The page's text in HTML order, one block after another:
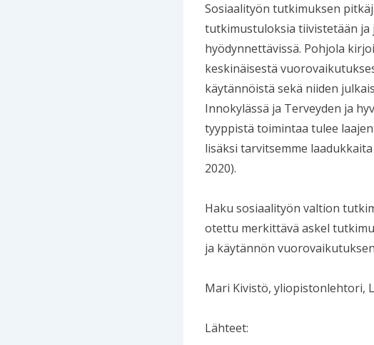
Sosiaalityön tutkimuksen
tutkimustuloksia tiivistetään ja
hyödynnettävissä. Pohjola
keskinäisestä
käytännöistä sekä niiden
Innokylässä ja Terveyden ja
tyyppistä toimintaa tulee
lisäksi tarvitsemme
2020).
Haku sosiaalityön valtion
otettu merkittävä askel
ja käytännön
Mari Kivistö, yliopistonlehtori,
Lähteet: